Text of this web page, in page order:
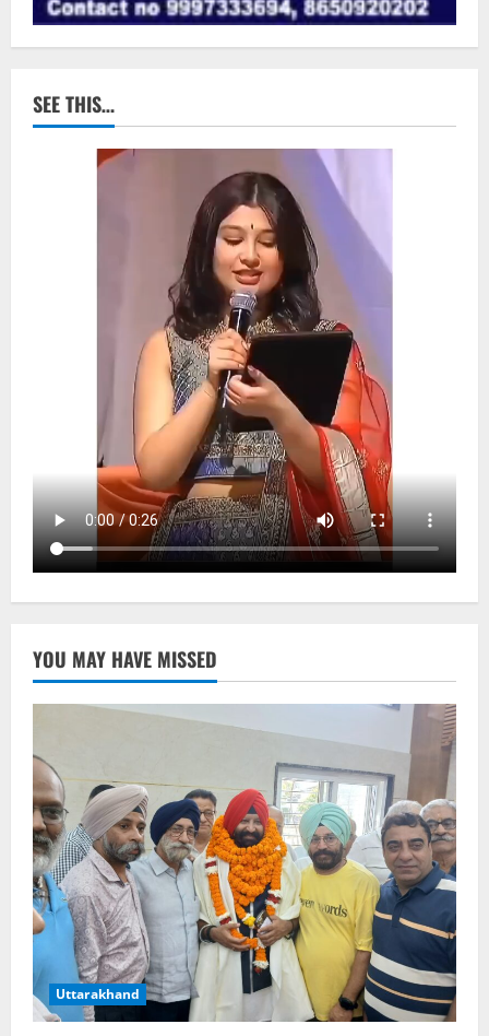
SEE THIS…
YOU MAY HAVE MISSED
Uttarakhand